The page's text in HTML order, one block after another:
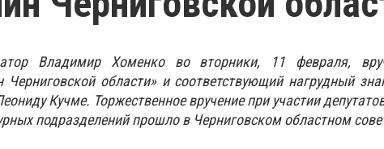
Владимир Хоменко во вторники, 11 февраля,
области» и соответствующий нагрудный
Кучме. Торжественное вручение при участии
подразделений прошло в Черниговском областном